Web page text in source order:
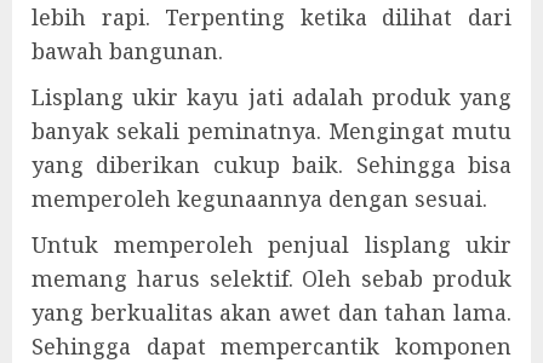
lebih rapi. Terpenting ketika dilihat dari
bawah bangunan.
Lisplang ukir kayu jati adalah produk yang
banyak sekali peminatnya. Mengingat mutu
yang diberikan cukup baik. Sehingga bisa
memperoleh kegunaannya dengan sesuai.
Untuk memperoleh penjual lisplang ukir
memang harus selektif. Oleh sebab produk
yang berkualitas akan awet dan tahan lama.
Sehingga dapat mempercantik komponen